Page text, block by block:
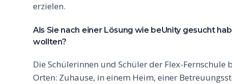
erzielen.
Als Sie nach einer Lösung wie beUnity gesucht
wollten?
Die Schülerinnen und Schüler der Flex-
Orten: Zuhause, in einem Heim, einer